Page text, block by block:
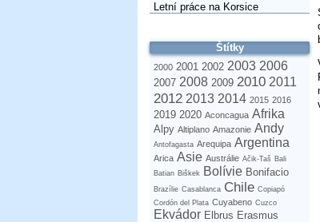
Letní práce na Korsice
Štítky
2000 2001 2002 2003 2006
2007 2008 2009 2010 2011
2012 2013 2014 2015 2016
2019 2020 Aconcagua Afrika
Alpy Altiplano Amazonie Andy
Antofagasta Arequipa Argentina
Arica Asie Austrálie Ačik-Taš Bali
Batian Biškek Bolívie Bonifacio
Brazílie Casablanca Chile Copiapó
Cordón del Plata Cuyabeno Cuzco
Ekvádor Elbrus Erasmus